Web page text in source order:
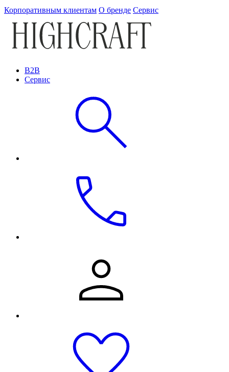
Корпоративным клиентам О бренде Сервис
B2B
Сервис